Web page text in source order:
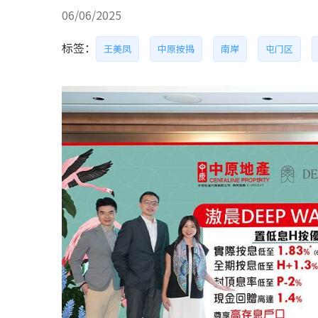
06/06/2025
标签：
王美凤 中原按揭 南岸 屯门区